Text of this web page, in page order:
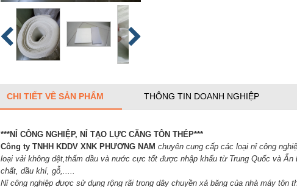
CHI TIẾT VỀ SẢN PHẨM THÔNG TIN DOANH NGHIỆP
***NỈ CÔNG NGHIỆP, NỈ TẠO LỰC CĂNG TÔN THÉP***
Công ty TNHH KDDV XNK PHƯƠNG NAM chuyên cung cấp các loại nỉ công
loại vải không dệt,thấm dầu và nước cực tốt được nhập khẩu từ Trung Quốc và
chất, dầu khí, gỗ,.....
Nỉ công nghiệp được sử dụng rộng rãi trong dây chuyền xả băng của nhà máy tôn